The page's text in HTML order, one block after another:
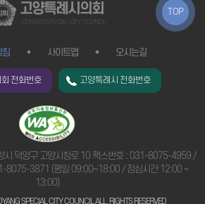
TOP
고양특례시의회
GOYANG SPECIAL CITY COUNCIL
침 사이트맵 오시는길
전화번호 고양특례시 전화번호
시 덕양구 고양시청로 10 팩스번호 : 031-8075-4959 /
8075-3871 (평일 09:00~18:00 / 점심시간 12:00 ~
13:00)
SPECIAL CITY COUNCIL ALL. RIGHTS RESERVED